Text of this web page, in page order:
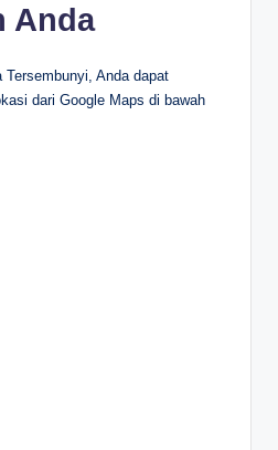
Anda
Tersembunyi, Anda dapat
dari Google Maps di bawah